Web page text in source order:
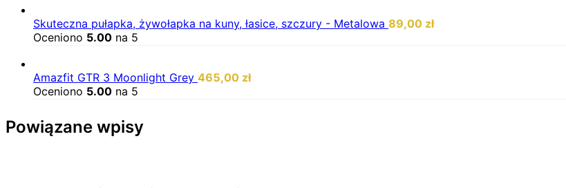
Skuteczna pułapka, żywołapka na kuny, łasice, szczury - Metalowa 89,00 zł
Oceniono 5.00 na 5
Amazfit GTR 3 Moonlight Grey 465,00 zł
Oceniono 5.00 na 5
Powiązane wpisy